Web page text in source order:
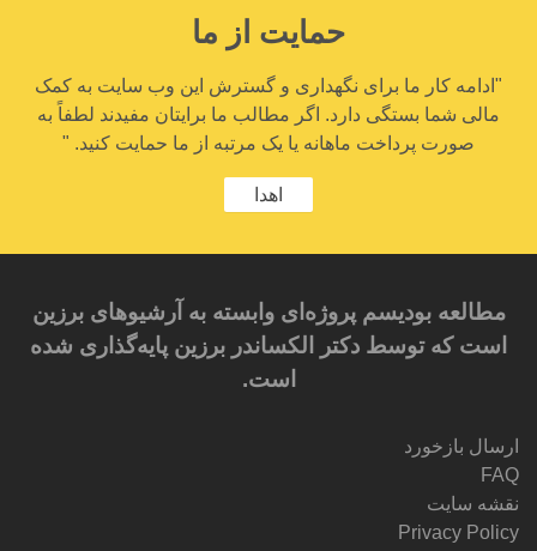
حمایت از ما
"ادامه کار ما برای نگهداری و گسترش این وب سایت به کمک
مالی شما بستگی دارد. اگر مطالب ما برایتان مفیدند لطفاً به
صورت پرداخت ماهانه یا یک مرتبه از ما حمایت کنید. "
اهدا
مطالعه بودیسم پروژه‌ای وابسته به آرشیوهای برزین
است که توسط دکتر الکساندر برزین پایه‌گذاری شده
است.
ارسال بازخورد
FAQ
نقشه سایت
Privacy Policy